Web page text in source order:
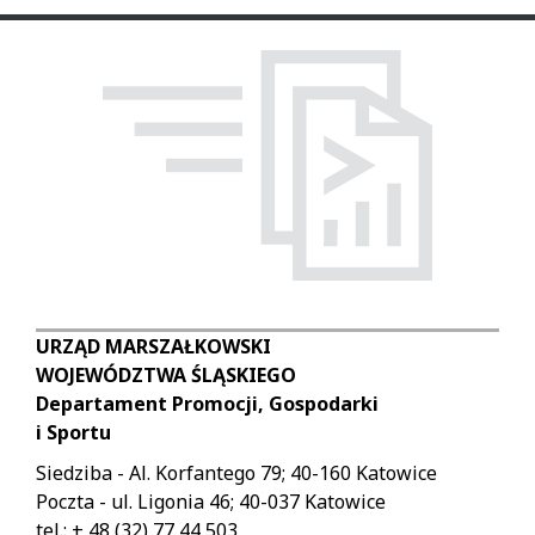
przeglądanie
obrazków.
Korzystanie
Escape:
zamyka
galerie.
Spacja:
uruchamia/zatrzymuje
automatyczny
slaidshow
(play/pause).
of
of
subsequent
images.
Using
the
gallery
using
keyboard
URZĄD MARSZAŁKOWSKI
WOJEWÓDZTWA ŚLĄSKIEGO
Departament Promocji, Gospodarki
i Sportu
Siedziba - Al. Korfantego 79; 40-160 Katowice
Poczta - ul. Ligonia 46; 40-037 Katowice